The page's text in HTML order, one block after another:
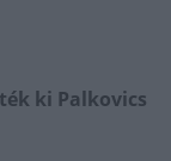
ki Palkovics